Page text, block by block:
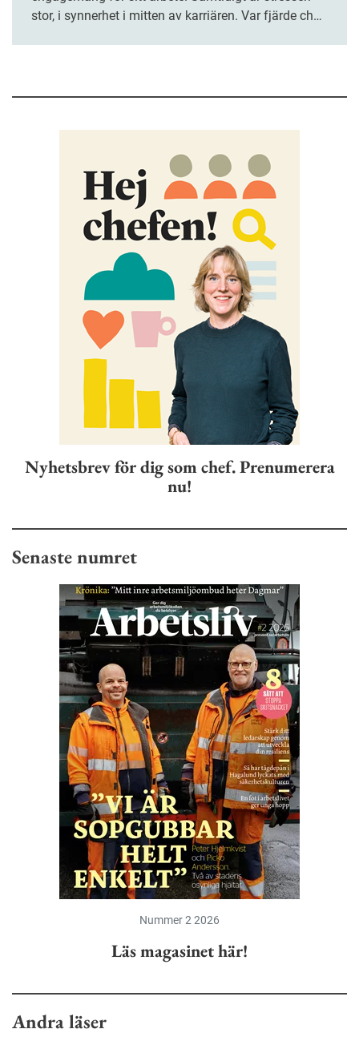
stor, i synnerhet i mitten av karriären. Var fjärde chef
Nyhetsbrev för dig som chef. Prenumerera
nu!
Senaste numret
Nummer 2 2026
Läs magasinet här!
Andra läser